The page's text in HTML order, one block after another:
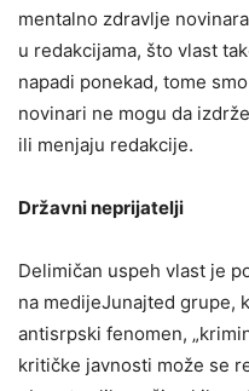
mentalno zdravlje
u redakcijama, što vlast
napadi ponekad, tome
novinari ne mogu da
ili menjaju redakcije.
Državni neprijatelji
Delimičan uspeh vlast je
na medijeJunajted grupe,
antisrpski fenomen,
kritičke javnosti može se